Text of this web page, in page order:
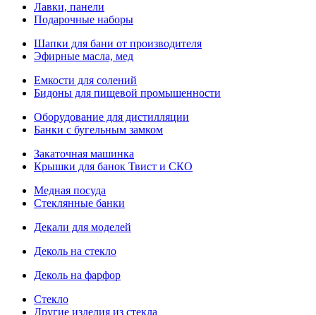
Лавки, панели
Подарочные наборы
Шапки для бани от производителя
Эфирные масла, мед
Емкости для солений
Бидоны для пищевой промышенности
Оборудование для дистилляции
Банки с бугельным замком
Закаточная машинка
Крышки для банок Твист и СКО
Медная посуда
Стеклянные банки
Декали для моделей
Деколь на стекло
Деколь на фарфор
Стекло
Другие изделия из стекла